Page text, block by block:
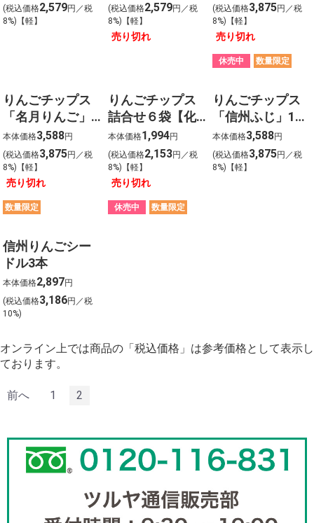
(税込価格2,579円／税
8%)【軽】
(税込価格2,579円／税
8%)【軽】
売り切れ
(税込価格3,875円／税
8%)【軽】
売り切れ
休売中 数量限定
りんごチップス
「名月りんご」
12袋
本体価格3,588円
(税込価格3,875円／税
8%)【軽】
売り切れ
数量限定
りんごチップス
詰合せ６袋【化
粧箱入】
本体価格1,994円
(税込価格2,153円／税
8%)【軽】
売り切れ
休売中 数量限定
りんごチップス
「信州ふじ」12
袋
本体価格3,588円
(税込価格3,875円／税
8%)【軽】
信州りんごシー
ドル3本
本体価格2,897円
(税込価格3,186円／税
10%)
オンライン上では商品の「税込価格」は参考価格として表示し
ております。
前へ 1 2